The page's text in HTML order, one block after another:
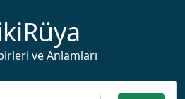
ve Anlamları